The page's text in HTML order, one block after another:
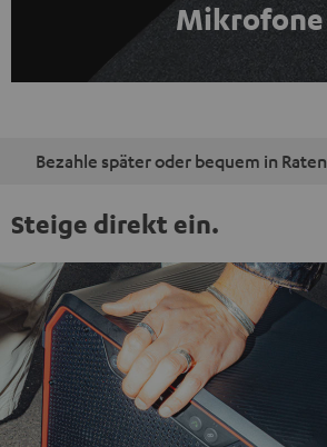
Mikrofone
Bezahle später oder bequem in Raten
Steige direkt ein.